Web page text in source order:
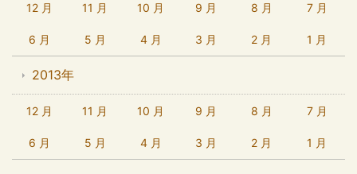
12 月 11 月 10 月 9 月 8 月 7 月
6 月 5 月 4 月 3 月 2 月 1 月
2013年
12 月 11 月 10 月 9 月 8 月 7 月
6 月 5 月 4 月 3 月 2 月 1 月